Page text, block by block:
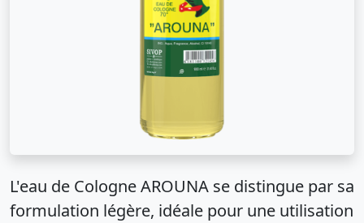
L'eau de Cologne AROUNA se distingue par sa
formulation légère, idéale pour une utilisation